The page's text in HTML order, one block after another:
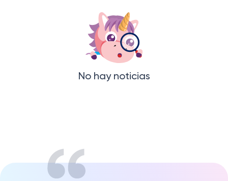
Crea tu fotolibro
trabajo de clase
Crear mi cuenta
No hay noticias